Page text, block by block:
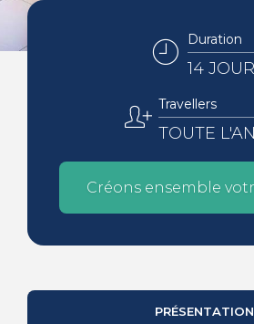
Duration
14
Travellers
TOUTE
Créons ensemble
PRÉSENTATION